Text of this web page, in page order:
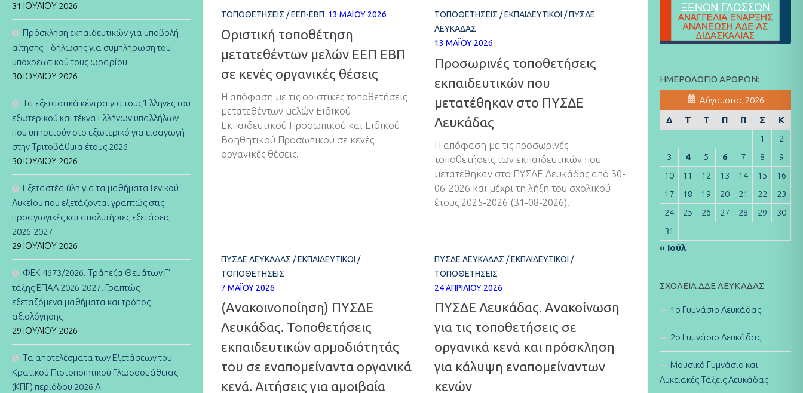
ΤΟΠΟΘΕΤΉΣΕΙΣ /ΕΕΠ-ΕΒΠ 13 ΜΑΪ́ΟΥ 2026
Οριστική τοποθέτηση
μετατεθέντων μελών ΕΕΠ ΕΒΠ
σε κενές οργανικές θέσεις
Η απόφαση με τις οριστικές τοποθετήσεις
μετατεθέντων μελών Ειδικού
Εκπαιδευτικού Προσωπικού και Ειδικού
Βοηθητικού Προσωπικού σε κενές
οργανικές θέσεις.
ΤΟΠΟΘΕΤΉΣΕΙΣ /ΕΚΠΑΙΔΕΥΤΙΚΟΊ /ΠΥΣΔΕ
ΛΕΥΚΆΔΑΣ
13 ΜΑΪ́ΟΥ 2026
Προσωρινές τοποθετήσεις
εκπαιδευτικών που
μετατέθηκαν στο ΠΥΣΔΕ
Λευκάδας
Η απόφαση με τις προσωρινές
τοποθετήσεις των εκπαιδευτικών που
μετατέθηκαν στο ΠΥΣΔΕ Λευκάδας από 30-
06-2026 και μέχρι τη λήξη του σχολικού
έτους 2025-2026 (31-08-2026).
ΠΥΣΔΕ ΛΕΥΚΆΔΑΣ /ΕΚΠΑΙΔΕΥΤΙΚΟΊ /
ΤΟΠΟΘΕΤΉΣΕΙΣ
7 ΜΑΪ́ΟΥ 2026
(Ανακοινοποίηση) ΠΥΣΔΕ
Λευκάδας. Τοποθετήσεις
εκπαιδευτικών αρμοδιότητάς
του σε εναπομείναντα οργανικά
κενά. Αιτήσεις για αμοιβαία
ΠΥΣΔΕ ΛΕΥΚΆΔΑΣ /ΕΚΠΑΙΔΕΥΤΙΚΟΊ /
ΤΟΠΟΘΕΤΉΣΕΙΣ
24 ΑΠΡΙΛΊΟΥ 2026
ΠΥΣΔΕ Λευκάδας. Ανακοίνωση
για τις τοποθετήσεις σε
οργανικά κενά και πρόσκληση
για κάλυψη εναπομείναντων
κενών
31 ΙΟΥΛΊΟΥ 2026
Πρόσκληση εκπαιδευτικών για υποβολή
αίτησης – δήλωσης για συμπλήρωση του
υποχρεωτικού τους ωραρίου
30 ΙΟΥΛΊΟΥ 2026
Τα εξεταστικά κέντρα για τους Έλληνες του
εξωτερικού και τέκνα Ελλήνων υπαλλήλων
που υπηρετούν στο εξωτερικό για εισαγωγή
στην Τριτοβάθμια έτους 2026
30 ΙΟΥΛΊΟΥ 2026
Εξεταστέα ύλη για τα μαθήματα Γενικού
Λυκείου που εξετάζονται γραπτώς στις
προαγωγικές και απολυτήριες εξετάσεις
2026-2027
29 ΙΟΥΛΊΟΥ 2026
ΦΕΚ 4673/2026. Τράπεζα Θεμάτων Γ’
τάξης ΕΠΑΛ 2026-2027. Γραπτώς
εξεταζόμενα μαθήματα και τρόπος
αξιολόγησης
29 ΙΟΥΛΊΟΥ 2026
Τα αποτελέσματα των Εξετάσεων του
Κρατικού Πιστοποιητικού Γλωσσομάθειας
(ΚΠΓ) περιόδου 2026 Α
ΗΜΕΡΟΛΌΓΙΟ ΆΡΘΡΩΝ:
Αύγουστος 2026
Δ
Τ Τ Π Π Σ
Κ
1
2
3
4 5 6 7 8
9
10
11 12 13 14 15
16
17
18 19 20 21 22
23
24
25 26 27 28 29
30
31
« Ιούλ
ΣΧΟΛΕΊΑ ΔΔΕ ΛΕΥΚΆΔΑΣ
1ο Γυμνάσιο Λευκάδας
2ο Γυμνάσιο Λευκάδας
Μουσικό Γυμνάσιο και
Λυκειακές Τάξεις Λευκάδας